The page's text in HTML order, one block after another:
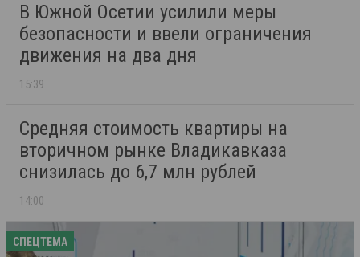
В Южной Осетии усилили меры
безопасности и ввели ограничения
движения на два дня
15:39
Средняя стоимость квартиры на
вторичном рынке Владикавказа
снизилась до 6,7 млн рублей
14:00
СПЕЦТЕМА